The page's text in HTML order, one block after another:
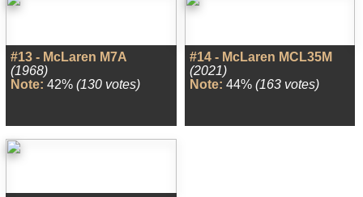
#13 - McLaren M7A
(1968)
Note: 42% (130 votes)
#14 - McLaren MCL35M
(2021)
Note: 44% (163 votes)